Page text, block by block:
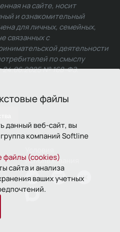
файлы
данный веб-сайт, вы
компаний Softline
файлы (cookies)
сайта и анализа
ваших учетных
на сайте, носит
и ознакомительный
для личных, семейных,
связанных с
деятельности
по смыслу
24.06.2025 № 168-ФЗ.
использования